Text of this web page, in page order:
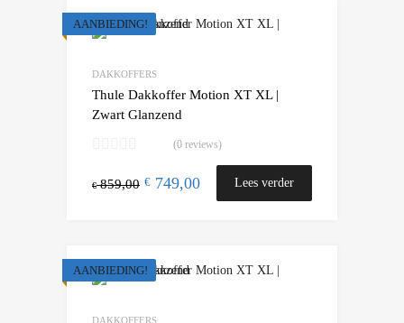
AANBIEDING!
DAKKOFFERS
Thule Dakkoffer Motion XT XL |
Zwart Glanzend
(0 reviews)
€859,00 € 749,00 Lees verder
AANBIEDING!
DAKKOFFERS